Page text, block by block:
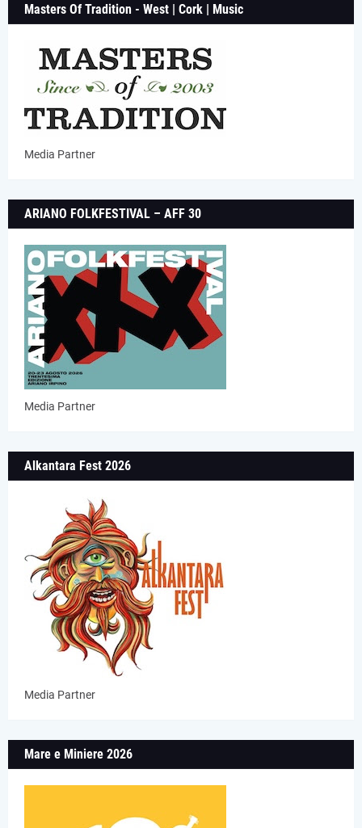
Masters Of Tradition - West | Cork | Music
Media Partner
ARIANO FOLKFESTIVAL – AFF 30
Media Partner
Alkantara Fest 2026
Media Partner
Mare e Miniere 2026